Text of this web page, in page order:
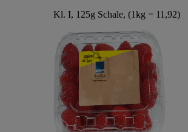
Kl. I, 125g Schale, (1kg = 11,92)